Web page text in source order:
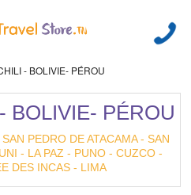
- BOLIVIE- PÉROU
BOLIVIE- PÉROU
PEDRO DE ATACAMA - SAN
- LA PAZ - PUNO - CUZCO -
DES INCAS - LIMA